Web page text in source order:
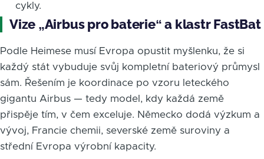
cykly.
Vize „Airbus pro baterie“ a klastr FastBat
Podle Heimese musí Evropa opustit myšlenku, že si
každý stát vybuduje svůj kompletní bateriový průmysl
sám. Řešením je koordinace po vzoru leteckého
gigantu Airbus — tedy model, kdy každá země
přispěje tím, v čem exceluje. Německo dodá výzkum a
vývoj, Francie chemii, severské země suroviny a
střední Evropa výrobní kapacity.